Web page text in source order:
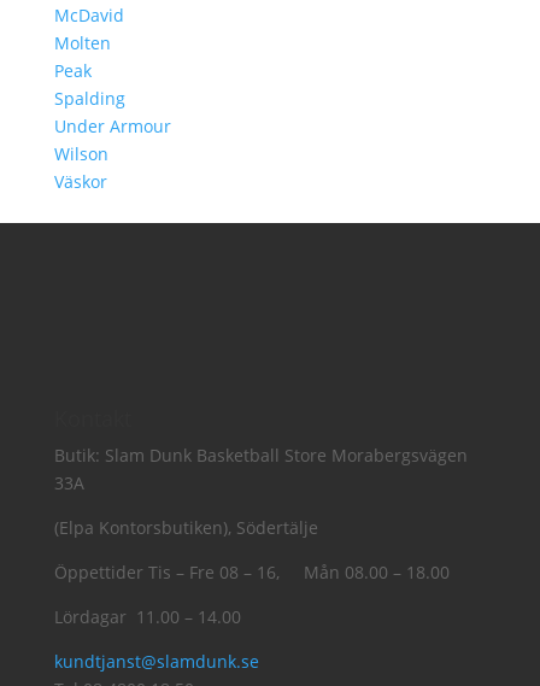
McDavid
Molten
Peak
Spalding
Under Armour
Wilson
Väskor
Butik: Slam Dunk Basketball Store Morabergsvägen
33A
(Elpa Kontorsbutiken), Södertälje
Öppettider Tis – Fre 08 – 16, Mån 08.00 – 18.00
Lördagar 11.00 – 14.00
kundtjanst@slamdunk.se